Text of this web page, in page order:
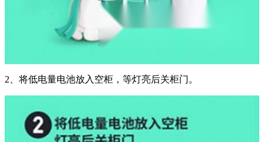
2、将低电量电池放入空柜，等灯亮后关柜门。